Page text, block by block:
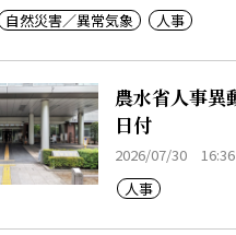
自然災害／異常気象 人事
農水省人事異
日付
2026/07/30 16:36
人事